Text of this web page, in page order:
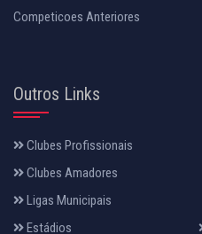
Competicoes Anteriores
Outros Links
Clubes Profissionais
Clubes Amadores
Ligas Municipais
Estádios